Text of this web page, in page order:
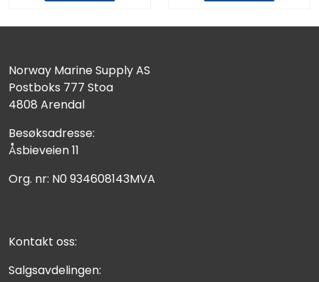
Norway Marine Supply AS
Postboks 777 Stoa
4808 Arendal
Besøksadresse:
Åsbieveien 11
Org. nr: N0 934608143MVA
Kontakt oss:
Salgsavdelingen: